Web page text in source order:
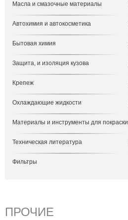
Масла и смазочные материалы
Автохимия и автокосметика
Бытовая химия
Защита, и изоляция кузова
Крепеж
Охлаждающие жидкости
Материалы и инструменты для покраски
Техническая литература
Фильтры
ПРОЧИЕ